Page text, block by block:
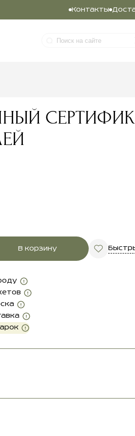
Контакты
В корзину